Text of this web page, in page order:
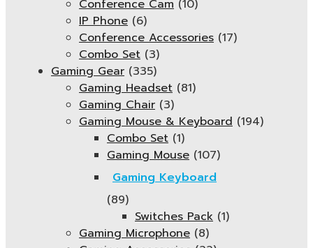
Conference Cam (10)
IP Phone (6)
Conference Accessories (17)
Combo Set (3)
Gaming Gear (335)
Gaming Headset (81)
Gaming Chair (3)
Gaming Mouse & Keyboard (194)
Combo Set (1)
Gaming Mouse (107)
Gaming Keyboard
(89)
Switches Pack (1)
Gaming Microphone (8)